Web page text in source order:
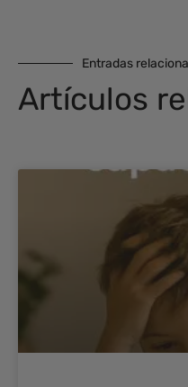
Entradas
Artículos